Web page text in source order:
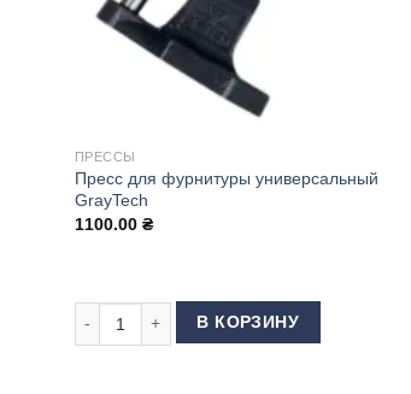
ПРЕССЫ
Пресс для фурнитуры универсальный
GrayTech
1100.00 ₴
Количество товара Пресс для
В КОРЗИНУ